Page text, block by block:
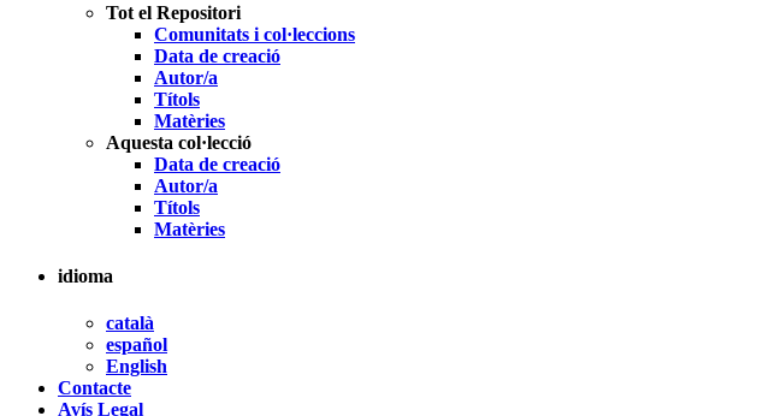
Tot el Repositori
Comunitats i col·leccions
Data de creació
Autor/a
Títols
Matèries
Aquesta col·lecció
Data de creació
Autor/a
Títols
Matèries
idioma
català
español
English
Contacte
Avís Legal